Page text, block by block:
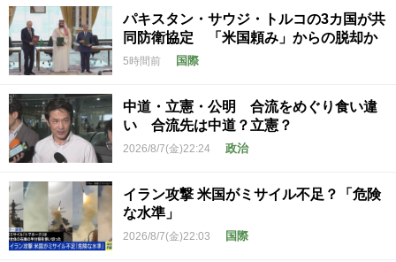
パキスタン・サウジ・トルコの3カ国が共
同防衛協定 「米国頼み」からの脱却か
5時間前 国際
中道・立憲・公明 合流をめぐり食い違
い 合流先は中道？立憲？
2026/8/7(金)22:24 政治
イラン攻撃 米国がミサイル不足？「危険
な水準」
2026/8/7(金)22:03 国際